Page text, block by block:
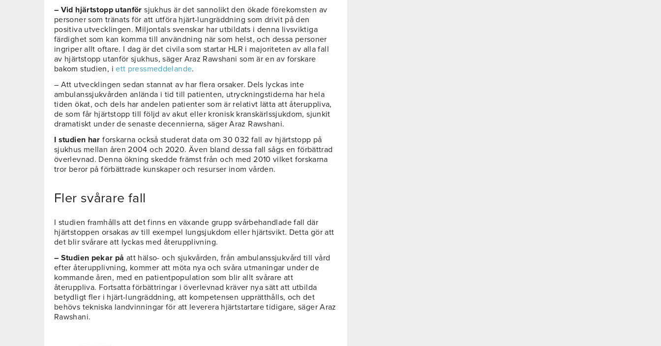
– Vid hjärtstopp utanför sjukhus är det sannolikt den ökade förekomsten av
personer som tränats för att utföra hjärt-lungräddning som drivit på den
positiva utvecklingen. Miljontals svenskar har utbildats i denna livsviktiga
färdighet som kan komma till användning när som helst, och dessa personer
ingriper allt oftare. I dag är det civila som startar HLR i majoriteten av alla fall
av hjärtstopp utanför sjukhus, säger Araz Rawshani som är en av forskare
bakom studien, iett pressmeddelande.
– Att utvecklingen sedan stannat av har flera orsaker. Dels lyckas inte
ambulanssjukvården anlända i tid till patienten, utryckningstiderna har hela
tiden ökat, och dels har andelen patienter som är relativt lätta att återuppliva,
de som får hjärtstopp till följd av akut eller kronisk kranskärlssjukdom, sjunkit
dramatiskt under de senaste decennierna, säger Araz Rawshani.
I studien har forskarna också studerat data om 30 032 fall av hjärtstopp på
sjukhus mellan åren 2004 och 2020. Även bland dessa fall sågs en förbättrad
överlevnad. Denna ökning skedde främst från och med 2010 vilket forskarna
tror beror på förbättrade kunskaper och resurser inom vården.
Fler svårare fall
I studien framhålls att det finns en växande grupp svårbehandlade fall där
hjärtstoppen orsakas av till exempel lungsjukdom eller hjärtsvikt. Detta gör att
det blir svårare att lyckas med återupplivning.
– Studien pekar på att hälso- och sjukvården, från ambulanssjukvård till vård
efter återupplivning, kommer att möta nya och svåra utmaningar under de
kommande åren, med en patientpopulation som blir allt svårare att
återuppliva. Fortsatta förbättringar i överlevnad kräver nya sätt att utbilda
betydligt fler i hjärt-lungräddning, att kompetensen upprätthålls, och det
behövs tekniska landvinningar för att leverera hjärtstartare tidigare, säger Araz
Rawshani.